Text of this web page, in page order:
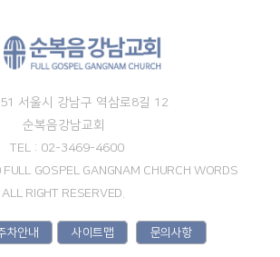
서울시 강남구 역삼로8길 12
순복음강남교회
TEL : 02-3469-4600
GOSPEL GANGNAM CHURCH WORDS
ALL RIGHT RESERVED.
차안내 사이트맵 문의사항